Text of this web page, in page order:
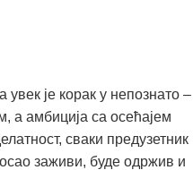
је корак у непознато –
а амбиција са осећајем
сваки предузетник
заживи, буде одржив и